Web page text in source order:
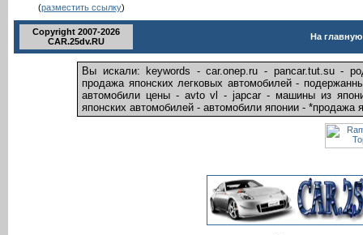
(разместить ссылку)
Copyright 2007-2026
CAR.25dv.RU
На главную
Вы искали: keywords - car.onep.ru - pancar.tut.su -
продажа японских легковых автомобилей -
автомобили цены - avto vl - japcar - машины из
японских автомобилей - автомобили японии - *продажа